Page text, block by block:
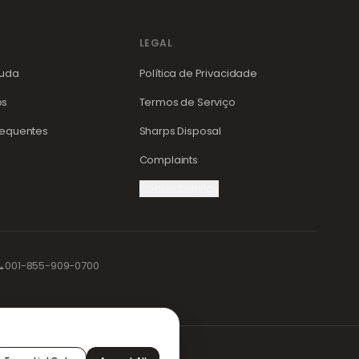
LEGAL
Política de Privacidade
Termos de Serviço
Sharps Disposal
Complaints
001-855-909-0700
sejam